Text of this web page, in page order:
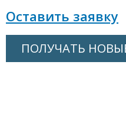
Оставить заявку
ПОЛУЧАТЬ